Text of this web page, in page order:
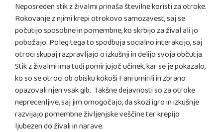
Neposreden stik z živalmi prinaša številne koristi za otroke.
Rokovanje z njimi krepi otrokovo samozavest, saj se
počutijo sposobne in pomembne, ko skrbijo za žival ali jo
pobožajo. Poleg tega to spodbuja socialno interakcijo, saj
otroci skupaj razpravljajo o izkušnji in delijo svoja občutja.
Stik z živalmi ima tudi pomirjujoč učinek, kar se je pokazalo,
ko so se otroci ob obisku kokoši Fani umirili in zbrano
opazovali njen vsak gib. Takšne dejavnosti so za otroke
neprecenljive, saj jim omogočajo, da skozi igro in izkušnje
razvijajo pomembne življenjske veščine ter krepijo
ljubezen do živali in narave.